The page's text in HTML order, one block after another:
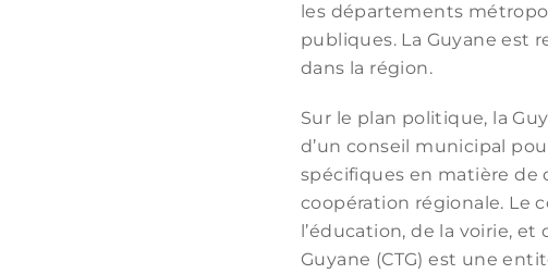
les départements
publiques. La Guyane est
dans la région.
Sur le plan politique, la
d’un conseil municipal
spécifiques en matière de
coopération régionale. Le
l’éducation, de la voirie,
Guyane (CTG) est une